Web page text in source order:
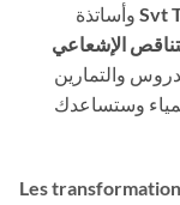
Svt وأساتذة
الإشعاعي
والتمارين
وستساعدك
Les